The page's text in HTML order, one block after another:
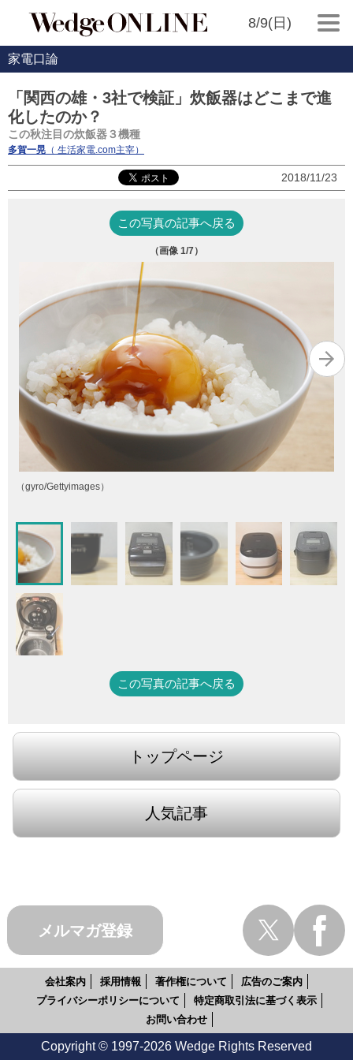
8/9(日)
家電口論
「関西の雄・3社で検証」炊飯器はどこまで進
化したのか？
この秋注目の炊飯器３機種
多賀一晃 （ 生活家電.com主宰）
2018/11/23
この写真の記事へ戻る
（画像 1/7）
（gyro/Gettyimages）
この写真の記事へ戻る
トップページ
人気記事
メルマガ登録
会社案内 採用情報 著作権について
広告のご案内
プライバシーポリシーについて
特定商取引法に基づく表示
お問い合わせ
Copyright © 1997-2026 Wedge Rights Reserved